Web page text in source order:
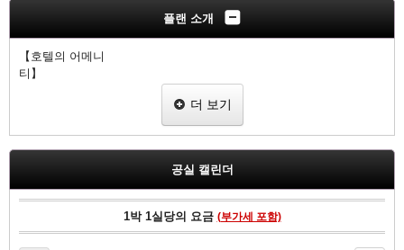
플랜 소개
【호텔의 어메니
티
무료 Wi-Fi 무료 유선 고속 인터넷 얇은 액정 TV VOD 영화 (유료)
온수식 세정 화장실 냉장고 가습 공기 청정기 짐 보관대 슬리퍼 칫솔
더 보기
공실 캘린더
1박 1실당의 요금 (부가세 포함)